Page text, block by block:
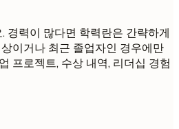
경력이 많다면 학력란은 간략하게
이거나 최근 졸업자인 경우에만
프로젝트, 수상 내역, 리더십 경험